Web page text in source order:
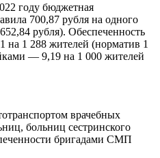
году бюджетная
700,87 рубля на одного
рубля). Обеспеченность
на 1 288 жителей (норматив 1
— 9,19 на 1 000 жителей
врачебных
больниц сестринского
бригадами СМП